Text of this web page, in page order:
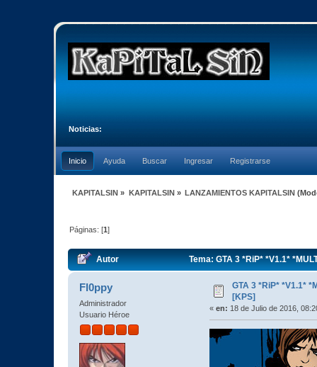
Noticias:
Inicio Ayuda Buscar Ingresar Registrarse
KAPITALSIN » KAPITALSIN» LANZAMIENTOS KAPITALSIN
Páginas: [1]
Autor Tema: GTA 3 *RiP* *V1.1*
Fl0ppy
Administrador
Usuario Héroe
GTA 3 *RiP* *V1.1*
[KPS]
« en: 18 de Julio de 2016,